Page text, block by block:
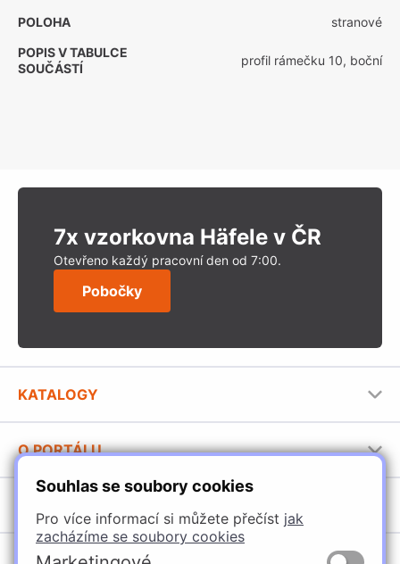
Souhlas se soubory cookies
Pro více informací si můžete přečíst jak
zacházíme se soubory cookies
POLOHA
stranové
POPIS V TABULCE
SOUČÁSTÍ
profil rámečku 10, boční
7x vzorkovna Häfele v ČR
Otevřeno každý pracovní den od 7:00.
Pobočky
KATALOGY
Stavební katalog Häfele
Brožury Häfele
O PORTÁLU
Provozovatel portálu
Jak používat portál
Úchytky
POBOČKY